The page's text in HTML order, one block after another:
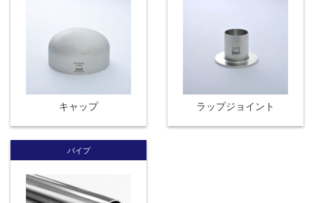
キャップ ラップジョイント
パイプ